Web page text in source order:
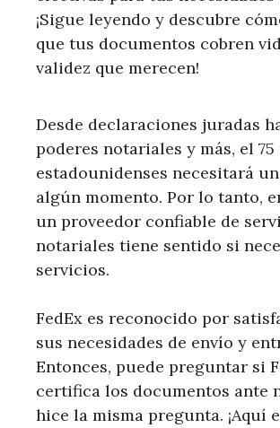
¡Sigue leyendo y descubre
que tus documentos cobren
validez que merecen!
Desde declaraciones juradas
poderes notariales y más, el 75
estadounidenses necesitará
algún momento. Por lo tanto,
un proveedor confiable de
notariales tiene sentido si
servicios.
FedEx es reconocido por
sus necesidades de envío y
Entonces, puede preguntar si
certifica los documentos ante
hice la misma pregunta. ¡Aquí